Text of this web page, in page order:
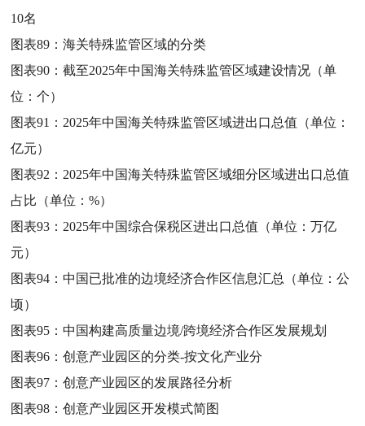
10名
图表89：海关特殊监管区域的分类
图表90：截至2025年中国海关特殊监管区域建设情况（单
位：个）
图表91： 2025年中国海关特殊监管区域进出口总值（单位：
亿元）
图表92： 2025年中国海关特殊监管区域细分区域进出口总值
占比（单位：%）
图表93： 2025年中国综合保税区进出口总值（单位：万亿
元）
图表94：中国已批准的边境经济合作区信息汇总（单位：公
顷）
图表95：中国构建高质量边境/跨境经济合作区发展规划
图表96：创意产业园区的分类-按文化产业分
图表97：创意产业园区的发展路径分析
图表98：创意产业园区开发模式简图